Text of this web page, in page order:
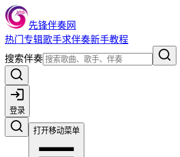
先锋伴奏网
热门 专辑歌手求伴奏新手教程
搜索伴奏
登录
打开移动菜单